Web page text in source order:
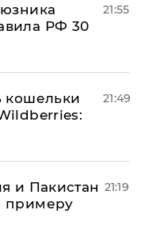
РФ 30
21:55
кошельки
21:49
и Пакистан
примеру
21:19